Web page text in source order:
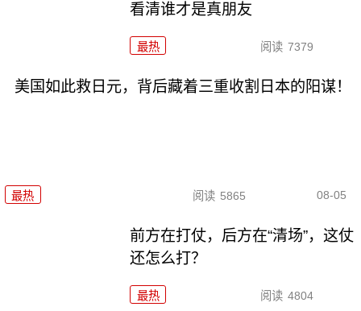
看清谁才是真朋友
最热 阅读 7379
美国如此救日元，背后藏着三重收割日本的阳谋！
最热 阅读 5865 08-05
前方在打仗，后方在“清场”，这仗
还怎么打？
最热 阅读 4804